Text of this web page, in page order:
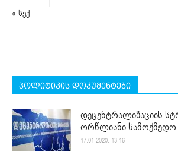
« სექ
პოლიტიკის დოკუმენტები
დეცენტრალიზაციის
ორწლიანი სამოქმედო
17.01.2020. 13:16